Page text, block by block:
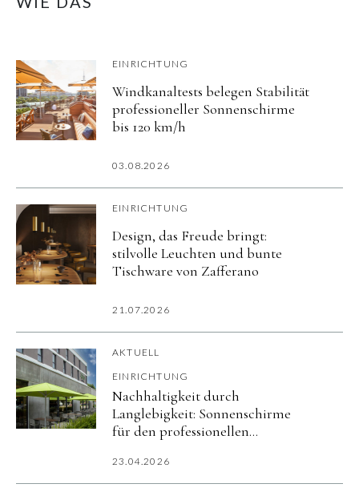
EINRICHTUNG
Windkanaltests belegen Stabilität
professioneller Sonnenschirme
bis 120 km/h
03.08.2026
EINRICHTUNG
Design, das Freude bringt:
stilvolle Leuchten und bunte
Tischware von Zafferano
21.07.2026
AKTUELL
EINRICHTUNG
Nachhaltigkeit durch
Langlebigkeit: Sonnenschirme
für den professionellen
23.04.2026